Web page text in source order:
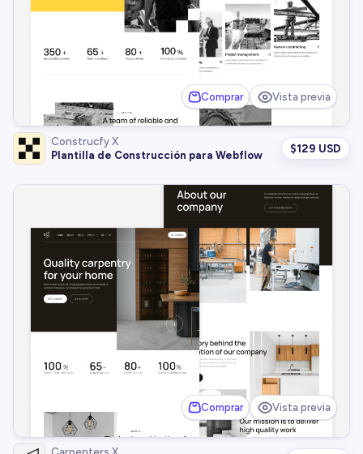
Comprar Vista previa
Construcfy X
Plantilla de Construcción para Webflow
$129 USD
Comprar Vista previa